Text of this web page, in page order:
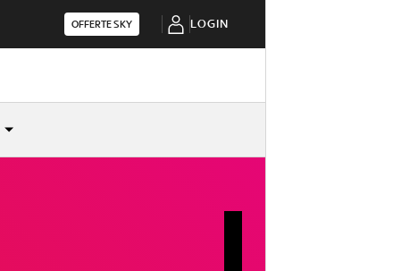
OFFERTE SKY LOGIN